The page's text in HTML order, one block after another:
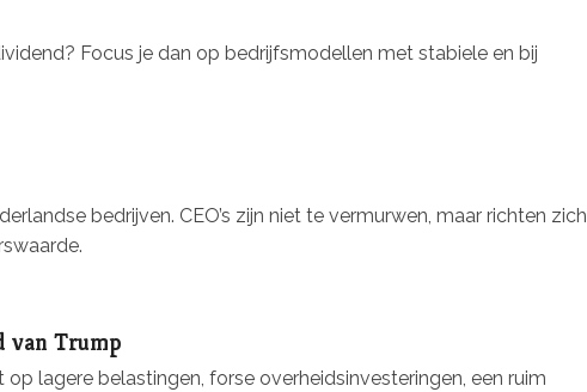
Focus je dan op bedrijfsmodellen met stabiele en bij
bedrijven. CEO’s zijn niet te vermurwen, maar richten zich
van Trump
lagere belastingen, forse overheidsinvesteringen, een ruim